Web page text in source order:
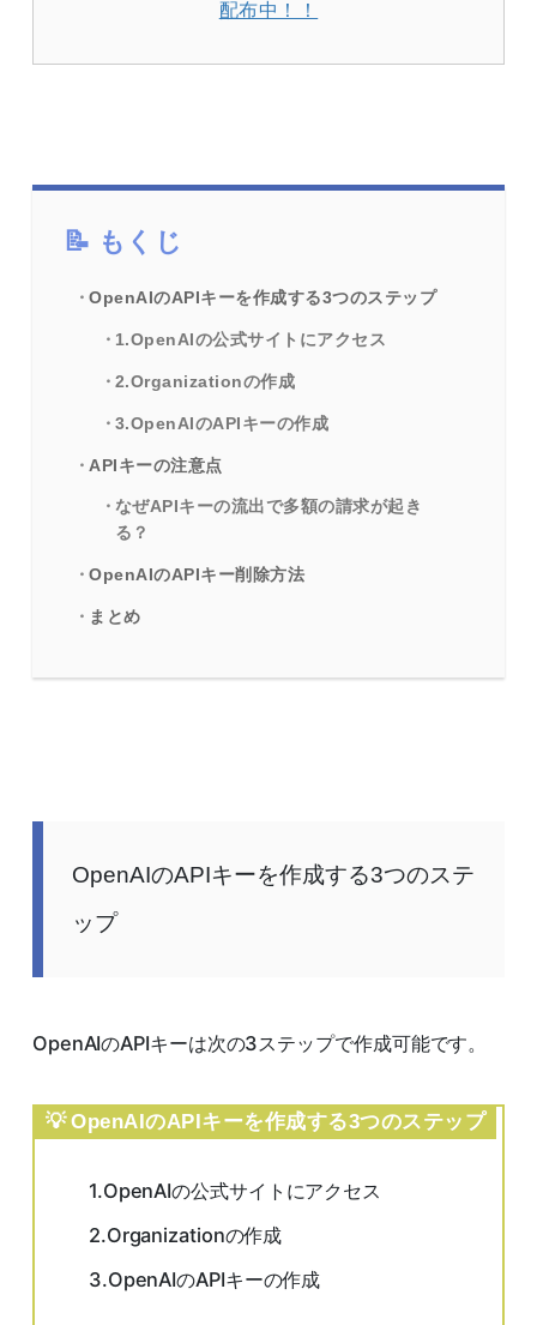
配布中！！
もくじ
OpenAIのAPIキーを作成する3つのステップ
1.OpenAIの公式サイトにアクセス
2.Organizationの作成
3.OpenAIのAPIキーの作成
APIキーの注意点
なぜAPIキーの流出で多額の請求が起き
る？
OpenAIのAPIキー削除方法
まとめ
OpenAIのAPIキーを作成する3つのステ
ップ
OpenAIのAPIキーは次の3ステップで作成可能です。
OpenAIのAPIキーを作成する3つのステップ
1.OpenAIの公式サイトにアクセス
2.Organizationの作成
3.OpenAIのAPIキーの作成